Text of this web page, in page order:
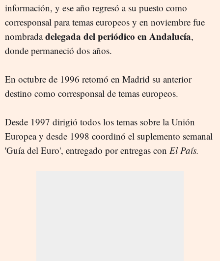
información, y ese año regresó a su puesto como
corresponsal para temas europeos y en noviembre fue
nombradadelegada del periódico en Andalucía,
donde permaneció dos años.
En octubre de 1996 retomó en Madrid su anterior
destino como corresponsal de temas europeos.
Desde 1997 dirigió todos los temas sobre la Unión
Europea y desde 1998 coordinó el suplemento semanal
'Guía del Euro', entregado por entregas con El País.